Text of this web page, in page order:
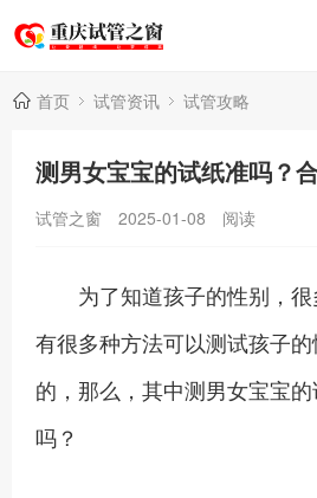
首页 试管资讯 试管攻略
测男女宝宝的试纸准吗？
试管之窗 2025-01-08 阅读
为了知道孩子的性别，很
有很多种方法可以测试孩子
的，那么，其中测男女宝宝
吗？